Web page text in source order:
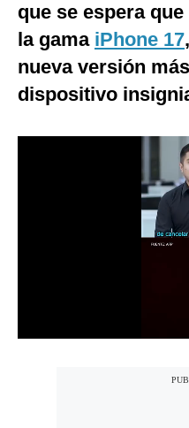
Tecnología
Club del Suscriptor
Mix
que se espera
la gama iPhone 17
nueva versión
dispositivo